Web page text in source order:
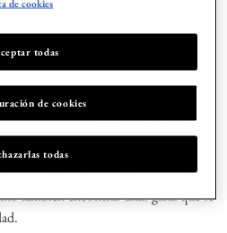
LOS MEDIOS
abril en toda nuestra red de ópticas y
radio, prensa y canales digitales,
en nuestro público objetivo. Nos
présbitas que comienzan a necesitar
más amplio, que no solo busca
también encontrar unas gafas que se
de cookies
de cookies
todas
todas